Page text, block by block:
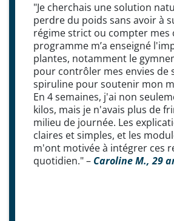
"Je cherchais une solution
perdre du poids sans avoir à
régime strict ou compter mes
programme m’a enseigné
plantes, notamment le
pour contrôler mes envies de
spiruline pour soutenir mon
En 4 semaines, j'ai non
kilos, mais je n'avais plus de
milieu de journée. Les
claires et simples, et les
m'ont motivée à intégrer ces
quotidien." – Caroline M., 29